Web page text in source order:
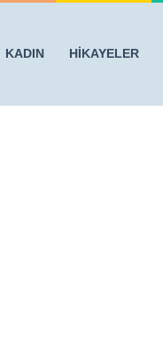
KADIN HİKAYELER